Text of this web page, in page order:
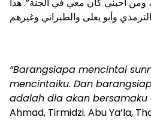
“Barangsiapa mencintai
mencintaiku. Dan
adalah dia akan bersamaku
Ahmad, Tirmidzi. Abu Ya’la,